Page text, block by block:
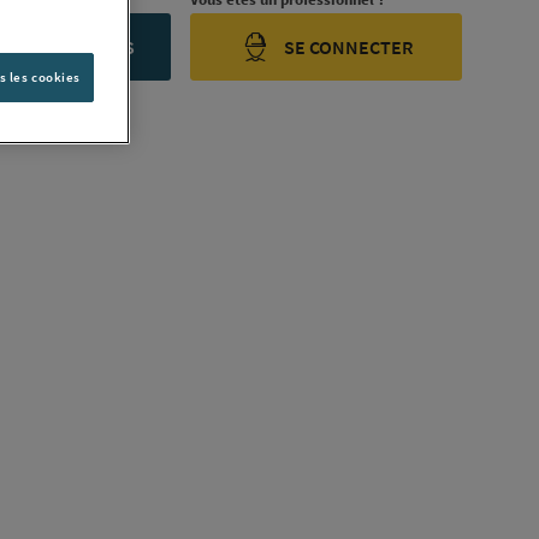
NOUS SE CONNECTER
les cookies